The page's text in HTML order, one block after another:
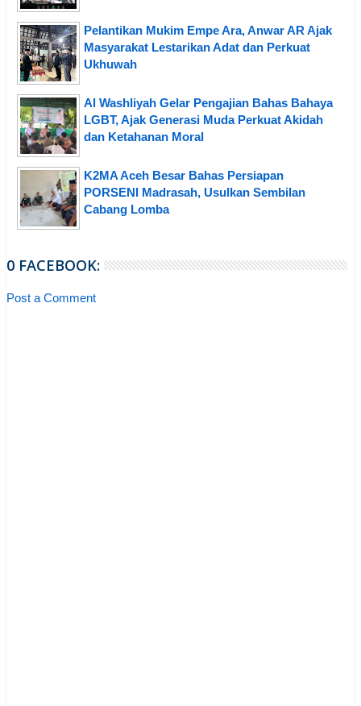
Pelantikan Mukim Empe Ara, Anwar AR Ajak
Masyarakat Lestarikan Adat dan Perkuat
Ukhuwah
Al Washliyah Gelar Pengajian Bahas Bahaya
LGBT, Ajak Generasi Muda Perkuat Akidah
dan Ketahanan Moral
K2MA Aceh Besar Bahas Persiapan
PORSENI Madrasah, Usulkan Sembilan
Cabang Lomba
0 FACEBOOK:
Post a Comment